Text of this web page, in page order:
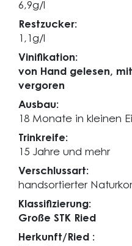
6,9g/l
Restzucker:
1,1g/l
Vinifikation:
von Hand gelesen,
vergoren
Ausbau:
18 Monate in kleinen
Trinkreife:
15 Jahre und mehr
Verschlussart:
handsortierter
Klassifizierung:
Große STK Ried
Herkunft/Ried :